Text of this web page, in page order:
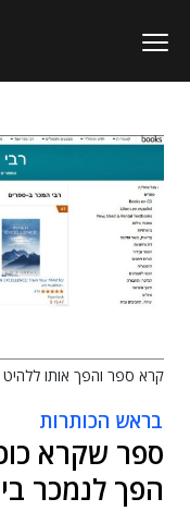
קרא ספר והפך אותו ללהיט
בראש הכותרות
ספר שקרא
הפך לנמכר